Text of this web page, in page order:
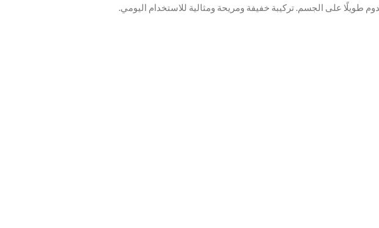
طويلًا على الجسم. تركيبة خفيفة ومريحة ومثالية للاستخدام اليومي.